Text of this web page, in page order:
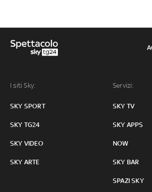
I siti Sky:
SKY SPORT
SKY TG24
SKY VIDEO
SKY ARTE
Servizi:
SKY TV
SKY APPS
NOW
SKY BAR
SPAZI SKY